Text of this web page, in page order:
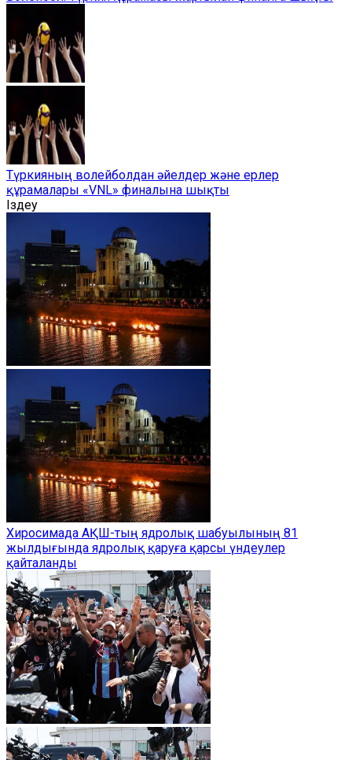
Түркияның волейболдан әйелдер және ерлер
құрамалары «VNL» финалына шықты
Іздеу
Хиросимада АҚШ-тың ядролық шабуылының 81
жылдығында ядролық қаруға қарсы үндеулер
қайталанды